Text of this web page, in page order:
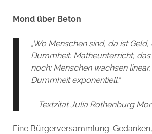
Mond über Beton
„Wo Menschen sind, da ist Geld,
Dummheit. Matheunterricht,
noch: Menschen wachsen
Dummheit exponentiell.“
Textzitat Julia Rothenburg
Eine Bürgerversammlung.